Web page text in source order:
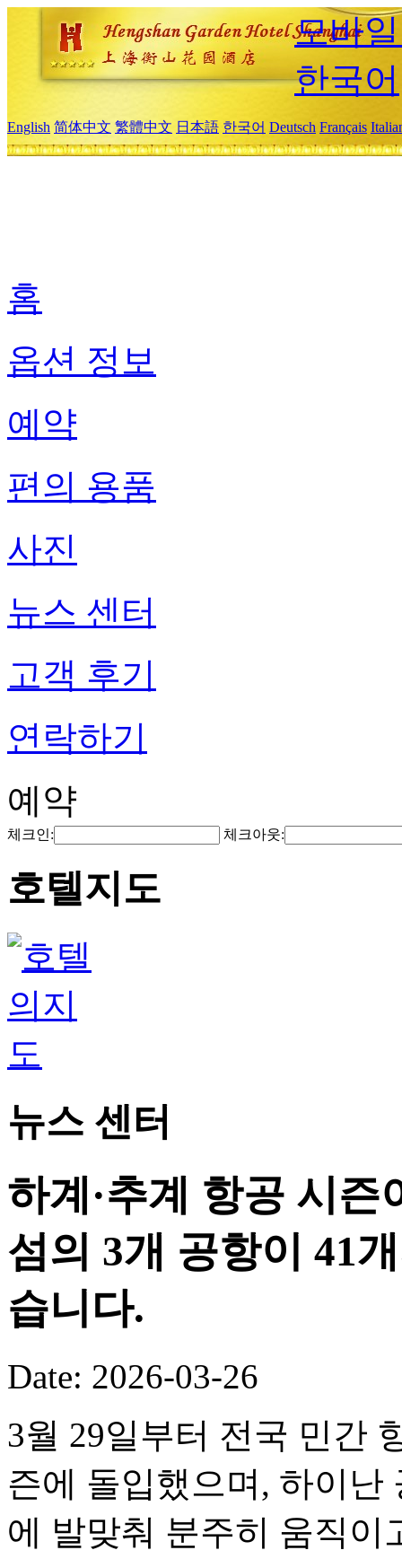
모바
한국어
English 简体中文 繁體中文 日本語 한국어 Deutsch Français
홈
옵션 정보
예약
편의 용품
사진
뉴스 센터
고객 후기
연락하기
예약
체크인: 체크아웃:
호텔지도
뉴스 센터
하계·추계 항공 시
섬의 3개 공항이 41
습니다.
Date: 2026-03-26
3월 29일부터 전국 민간
즌에 돌입했으며, 하이난
에 발맞춰 분주히 움직이